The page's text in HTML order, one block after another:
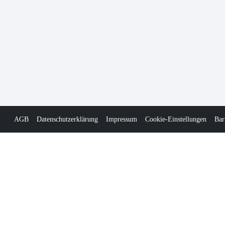
AGB Datenschutzerklärung Impressum Cookie-Einstellungen